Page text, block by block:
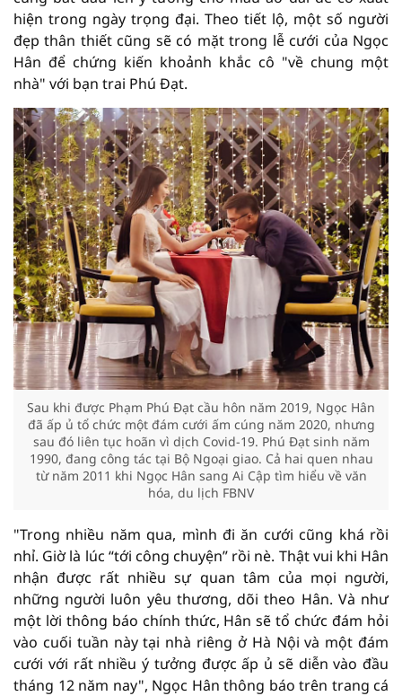
hiện trong ngày trọng đại. Theo tiết lộ, một số người
đẹp thân thiết cũng sẽ có mặt trong lễ cưới của Ngọc
Hân để chứng kiến khoảnh khắc cô "về chung một
nhà" với bạn trai Phú Đạt.
Sau khi được Phạm Phú Đạt cầu hôn năm 2019, Ngọc Hân
đã ấp ủ tổ chức một đám cưới ấm cúng năm 2020, nhưng
sau đó liên tục hoãn vì dịch Covid-19. Phú Đạt sinh năm
1990, đang công tác tại Bộ Ngoại giao. Cả hai quen nhau
từ năm 2011 khi Ngọc Hân sang Ai Cập tìm hiểu về văn
hóa, du lịch FBNV
"Trong nhiều năm qua, mình đi ăn cưới cũng khá rồi
nhỉ. Giờ là lúc “tới công chuyện” rồi nè. Thật vui khi Hân
nhận được rất nhiều sự quan tâm của mọi người,
những người luôn yêu thương, dõi theo Hân. Và như
một lời thông báo chính thức, Hân sẽ tổ chức đám hỏi
vào cuối tuần này tại nhà riêng ở Hà Nội và một đám
cưới với rất nhiều ý tưởng được ấp ủ sẽ diễn vào đầu
tháng 12 năm nay", Ngọc Hân thông báo trên trang cá